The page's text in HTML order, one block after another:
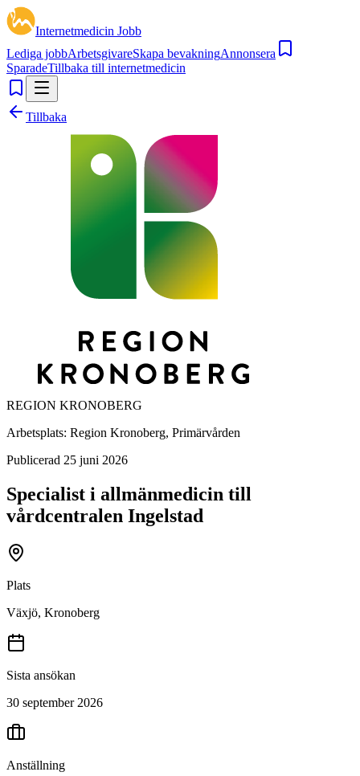
Internetmedicin Jobb
Lediga jobbArbetsgivareSkapa bevakningAnnonsera
SparadeTillbaka till internetmedicin
Tillbaka
REGION KRONOBERG
Arbetsplats: Region Kronoberg, Primärvården
Publicerad 25 juni 2026
Specialist i allmänmedicin till
vårdcentralen Ingelstad
Plats
Växjö, Kronoberg
Sista ansökan
30 september 2026
Anställning